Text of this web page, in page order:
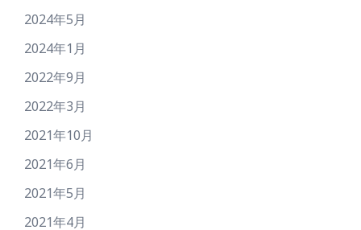
2024年5月
2024年1月
2022年9月
2022年3月
2021年10月
2021年6月
2021年5月
2021年4月